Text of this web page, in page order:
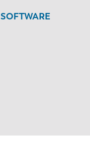
SOFTWARE